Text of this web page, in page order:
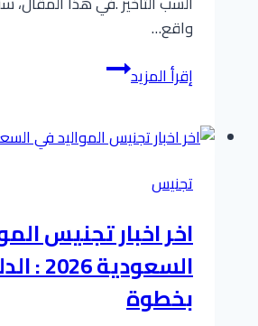
واقع…
إقرأ المزيدلماذا
تتأخر
التجنيس؟
10
أسباب
وطرق
التصحيح
تجنيس
​اخر اخبار تجنيس
بخطوة